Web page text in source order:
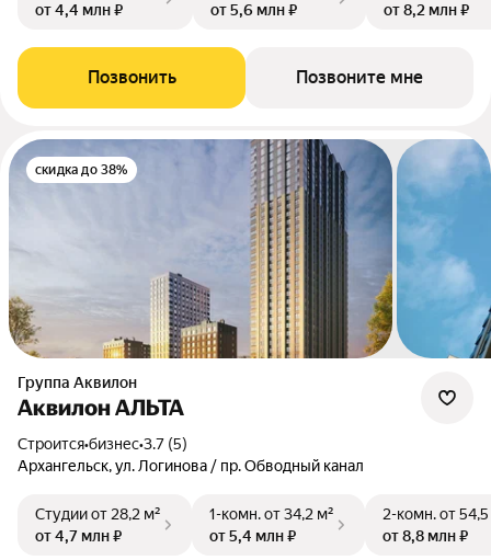
от 4,4 млн ₽
от 5,6 млн ₽
от 8,2 млн ₽
Позвонить Позвоните мне
скидка до 38%
Группа Аквилон
Аквилон АЛЬТА
Строится•бизнес•3.7 (5)
Архангельск, ул. Логинова / пр. Обводный канал
Студииот 28,2 м²
от 4,7 млн ₽
1-комн.от 34,2 м²
от 5,4 млн ₽
2-комн.от
от 8,8 млн ₽